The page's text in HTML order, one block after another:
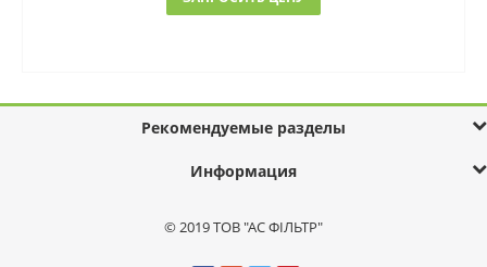
Рекомендуемые разделы
Информация
© 2019 ТОВ "АС ФІЛЬТР"